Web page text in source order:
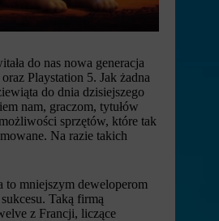
do nas nowa generacja
Playstation 5. Jak żadna
do dnia dzisiejszego
nam, graczom, tytułów
sprzętów, które tak
Na razie takich
to mniejszym deweloperom
Taką firmą
z Francji, liczące